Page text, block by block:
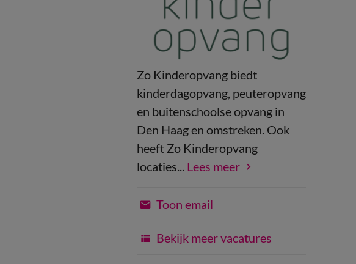
Zo Kinderopvang biedt
kinderdagopvang, peuteropvang
en buitenschoolse opvang in
Den Haag en omstreken. Ook
heeft Zo Kinderopvang
locaties... Lees meer
Toon email
Bekijk meer vacatures